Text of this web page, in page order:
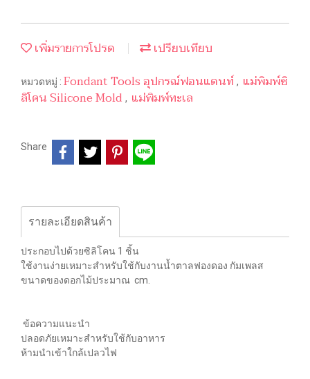
เพิ่มรายการโปรด เปรียบเทียบ
หมวดหมู่ : Fondant Tools อุปกรณ์ฟอนแดนท์ , แม่พิมพ์ซิ
ลิโคน Silicone Mold , แม่พิมพ์ทะเล
Share
รายละเอียดสินค้า
ประกอบไปด้วยซิลิโคน 1 ชิ้น
ใช้งานง่ายเหมาะสำหรับใช้กับงานน้ำตาลฟองดอง กัมเพลส
ขนาดของดอกไม้ประมาณ cm.
ข้อความแนะนำ
ปลอดภัยเหมาะสำหรับใช้กับอาหาร
ห้ามนำเข้าใกล้เปลวไฟ